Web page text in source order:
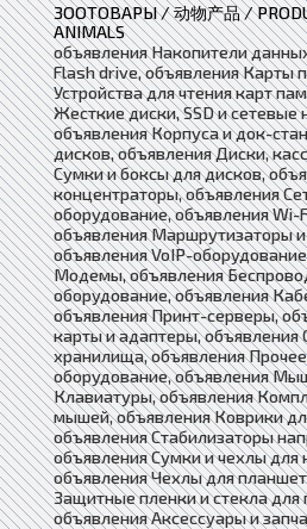
ЗООТОВАРЫ / 动物产品 /
ANIMALS
объявления Накопители
Flash drive, объявления Карты
Устройства для чтения карт
Жесткие диски, SSD и сетевые
объявления Корпуса и док-
дисков, объявления Диски,
Сумки и боксы для дисков,
концентраторы, объявления
оборудование, объявления Wi-
объявления Маршрутизаторы
объявления VoIP-
Модемы, объявления
оборудование, объявления
объявления Принт-серверы,
карты и адаптеры, объявления
хранилища, объявления
оборудование, объявления
Клавиатуры, объявления
мышей, объявления Коврики
объявления Стабилизаторы
объявления Сумки и чехлы для
объявления Чехлы для
Защитные пленки и стекла для
объявления Аксессуары и